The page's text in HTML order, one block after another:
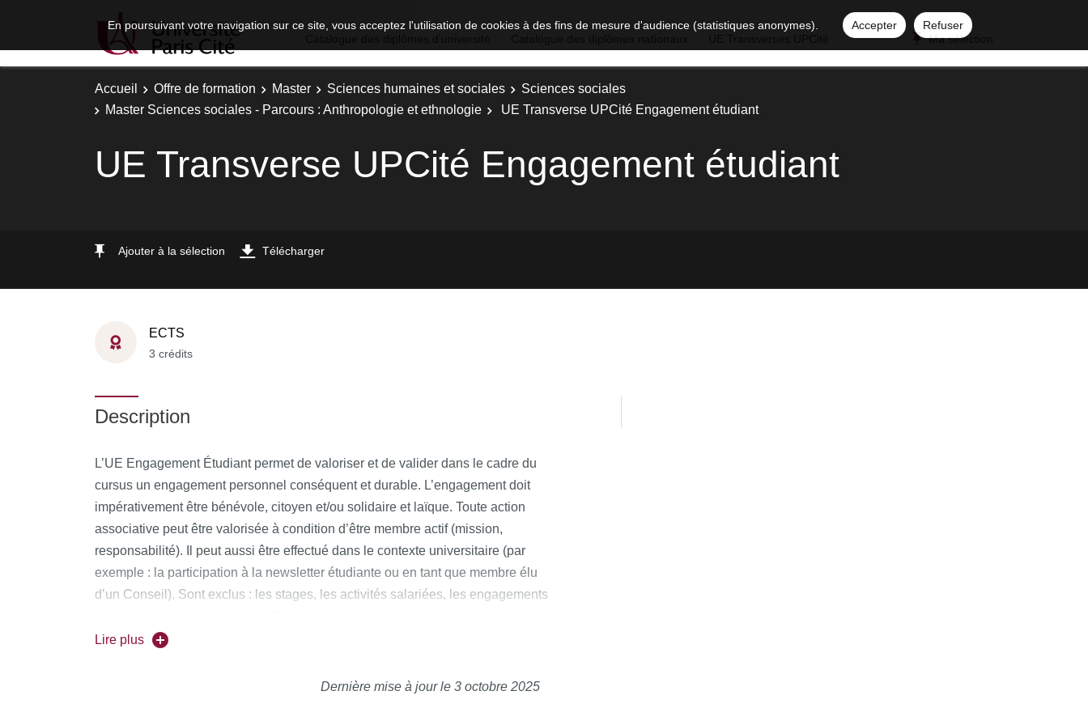
En poursuivant votre navigation sur ce site, vous acceptez l'utilisation de cookies à des fins de mesure d'audience (statistiques anonymes). Accepter
Refuser
Ma sélection
Accueil Offre de formation Master Sciences humaines et sociales
Sciences sociales
Master Sciences sociales - Parcours : Anthropologie et ethnologie
UE Transverse UPCité Engagement étudiant
UE Transverse UPCité Engagement étudiant
Ajouter à la sélection Télécharger
ECTS
3 crédits
Description
L’UE Engagement Étudiant permet de valoriser et de valider dans le cadre du
cursus un engagement personnel conséquent et durable. L’engagement doit
impérativement être bénévole, citoyen et/ou solidaire et laïque. Toute action
associative peut être valorisée à condition d’être membre actif (mission,
responsabilité). Il peut aussi être effectué dans le contexte universitaire (par
exemple : la participation à la newsletter étudiante ou en tant que membre élu
d’un Conseil). Sont exclus : les stages, les activités salariées, les engagements
L’engagement peut être bénévole ou rémunéré et doit se dérouler sur toute
Lire plus
Dernière mise à jour le 3 octobre 2025